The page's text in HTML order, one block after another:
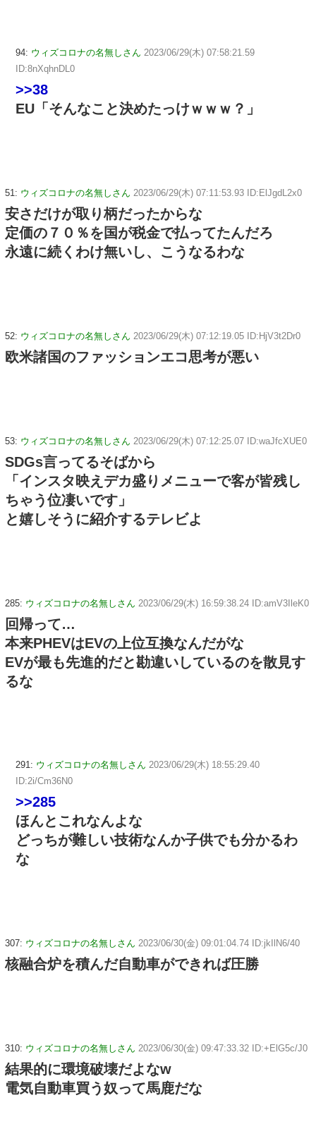
94: ウィズコロナの名無しさん 2023/06/29(木) 07:58:21.59
ID:8nXqhnDL0
>>38
EU「そんなこと決めたっけｗｗｗ？」
51: ウィズコロナの名無しさん 2023/06/29(木) 07:11:53.93 ID:ElJgdL2x0
安さだけが取り柄だったからな
定価の７０％を国が税金で払ってたんだろ
永遠に続くわけ無いし、こうなるわな
52: ウィズコロナの名無しさん 2023/06/29(木) 07:12:19.05 ID:HjV3t2Dr0
欧米諸国のファッションエコ思考が悪い
53: ウィズコロナの名無しさん 2023/06/29(木) 07:12:25.07 ID:waJfcXUE0
SDGs言ってるそばから
「インスタ映えデカ盛りメニューで客が皆残し
ちゃう位凄いです」
と嬉しそうに紹介するテレビよ
285: ウィズコロナの名無しさん 2023/06/29(木) 16:59:38.24 ID:amV3IleK0
回帰って…
本来PHEVはEVの上位互換なんだがな
EVが最も先進的だと勘違いしているのを散見す
るな
291: ウィズコロナの名無しさん 2023/06/29(木) 18:55:29.40
ID:2i/Cm36N0
>>285
ほんとこれなんよな
どっちが難しい技術なんか子供でも分かるわ
な
307: ウィズコロナの名無しさん 2023/06/30(金) 09:01:04.74 ID:jkIlN6/40
核融合炉を積んだ自動車ができれば圧勝
310: ウィズコロナの名無しさん 2023/06/30(金) 09:47:33.32 ID:+ElG5c/J0
結果的に環境破壊だよなw
電気自動車買う奴って馬鹿だな